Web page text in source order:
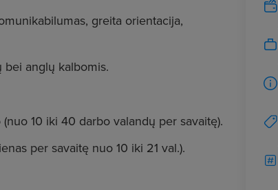
greita orientacija,
anglų kalbomis.
10 iki 40 darbo valandų per savaitę).
per savaitę nuo 10 iki 21 val.).